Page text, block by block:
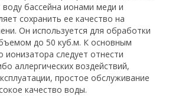
бассейна ионами меди и
сохранить ее качество на
Он используется для обработки
до 50 куб.м. К основным
ионизатора следует отнести
аллергических воздействий,
простое обслуживание
качество воды.